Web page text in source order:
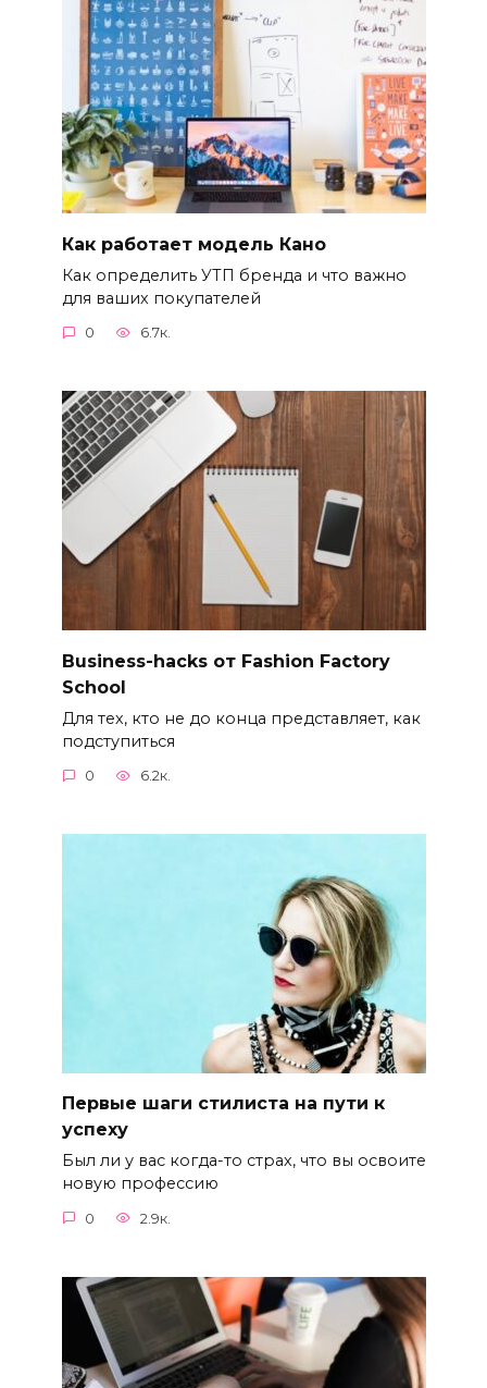
Как работает модель Кано
Как определить УТП бренда и что важно
для ваших покупателей
0 6.7к.
Business-hacks от Fashion Factory
School
Для тех, кто не до конца представляет, как
подступиться
0 6.2к.
Первые шаги стилиста на пути к
успеху
Был ли у вас когда-то страх, что вы освоите
новую профессию
0 2.9к.